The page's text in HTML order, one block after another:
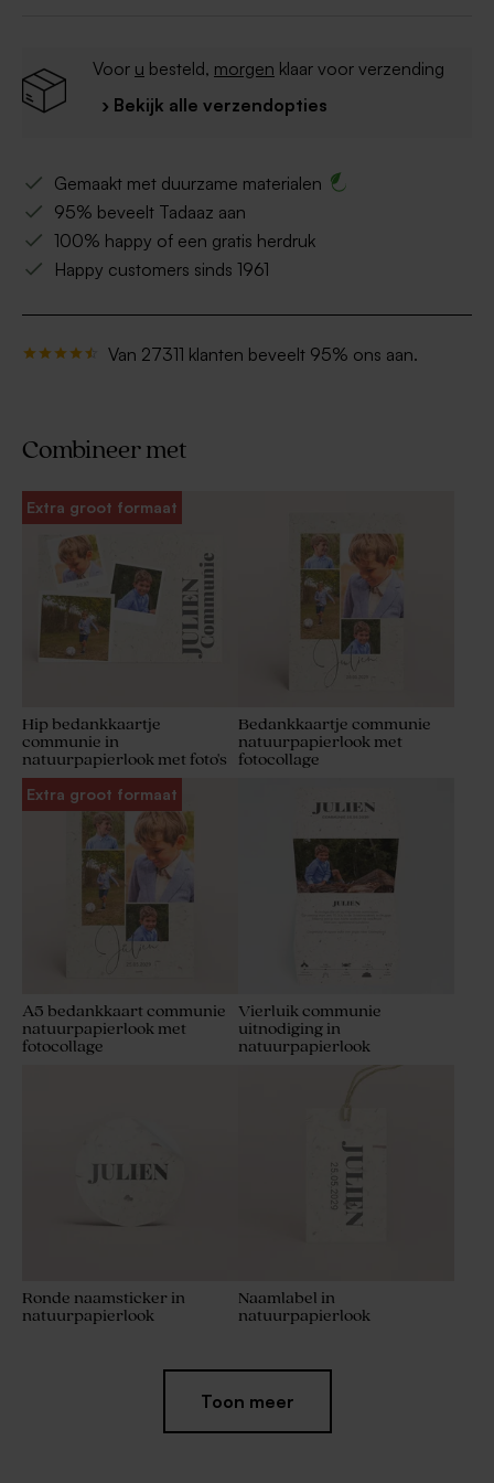
Voor u besteld, morgen klaar voor verzending
› Bekijk alle verzendopties
Gemaakt met duurzame materialen
95% beveelt Tadaaz aan
100% happy of een gratis herdruk
Happy customers sinds 1961
Van 27311 klanten beveelt 95% ons aan.
Combineer met
Extra groot formaat
Hip bedankkaartje
communie in
natuurpapierlook met foto's
Bedankkaartje communie
natuurpapierlook met
fotocollage
Extra groot formaat
A5 bedankkaart communie
natuurpapierlook met
fotocollage
Vierluik communie
uitnodiging in
natuurpapierlook
Ronde naamsticker in
natuurpapierlook
Naamlabel in
natuurpapierlook
Toon meer